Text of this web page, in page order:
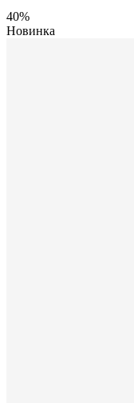
40%
Новинка